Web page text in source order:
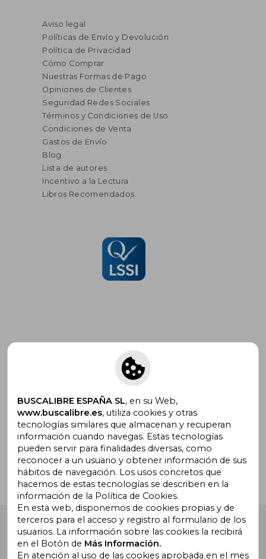
Aviso legal
Políticas de Envío y Devolución
Política de Privacidad
Cómo Comprar
Nuestras Formas de Pago
Opiniones de Clientes
Seguridad Redes Sociales
Términos y Condiciones de Uso
Condiciones de Venta
Gastos de Envío
Blog
Lista de autores
Incentivo a la Lectura
Libros Recomendados
Suscríbete para recibir ofertas y
promociones
¿Necesitas ayuda?
Ir a Centro de Soporte
Buscalibre España . Calle Energía, 65, Nave 3 (08940),
Cornellà de Llobregat, Barcelona. Derechos Reservados.
BUSCALIBRE ESPAÑA SL, en su Web,
www.buscalibre.es, utiliza cookies y otras
tecnologías similares que almacenan y recuperan
información cuando navegas. Estas tecnologías
pueden servir para finalidades diversas, como
reconocer a un usuario y obtener información de sus
hábitos de navegación. Los usos concretos que
hacemos de estas tecnologías se describen en la
información de la Política de Cookies.
En esta web, disponemos de cookies propias y de
terceros para el acceso y registro al formulario de los
usuarios. La información sobre las cookies la recibirá
en el Botón de Más Información.
En atención al uso de las cookies aprobada en el mes